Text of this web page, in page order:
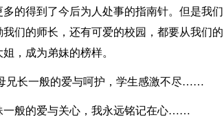
的得到了今后为人处事的指南针。但是我们
们的师长，还有可爱的校园，都要从我们的
，成为弟妹的榜样。
兄长一般的爱与呵护，学生感激不尽……
一般的爱与关心，我永远铭记在心……